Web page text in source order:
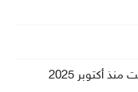
مسؤولة بالستاغ: التحضيرات للصيف انطلقت منذ أكتوبر 2025